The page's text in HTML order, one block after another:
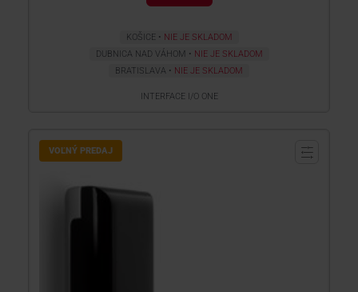
KOŠICE
NIE JE SKLADOM
DUBNICA NAD VÁHOM
NIE JE SKLADOM
BRATISLAVA
NIE JE SKLADOM
INTERFACE I/O ONE
VOĽNÝ PREDAJ